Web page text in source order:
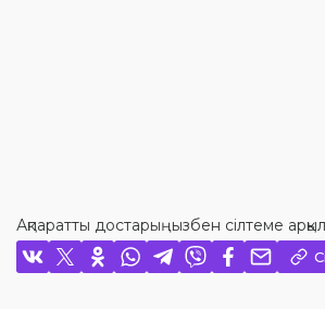
Ақпаратты достарыңызбен сілтеме